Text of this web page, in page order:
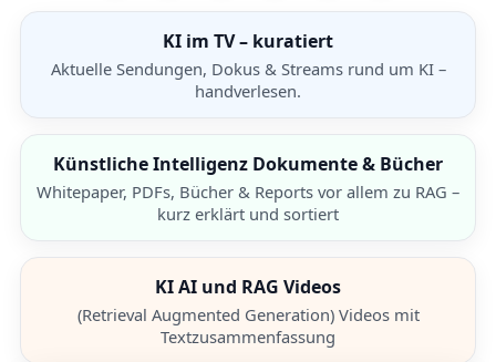
KI im TV – kuratiert
Aktuelle Sendungen, Dokus & Streams rund um KI –
handverlesen.
Künstliche Intelligenz Dokumente & Bücher
Whitepaper, PDFs, Bücher & Reports vor allem zu RAG –
kurz erklärt und sortiert
KI AI und RAG Videos
(Retrieval Augmented Generation) Videos mit
Textzusammenfassung